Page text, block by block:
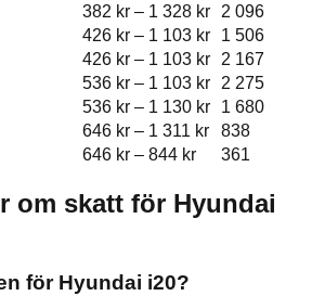
382 kr – 1 328 kr
2 096
426 kr – 1 103 kr
1 506
426 kr – 1 103 kr
2 167
536 kr – 1 103 kr
2 275
536 kr – 1 130 kr
1 680
646 kr – 1 311 kr
838
646 kr – 844 kr 361
om skatt för Hyundai
för Hyundai i20?